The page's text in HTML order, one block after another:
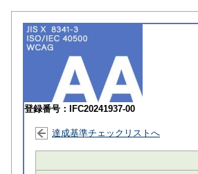
登録番号：IFC20241937-00
達成基準チェックリストへ